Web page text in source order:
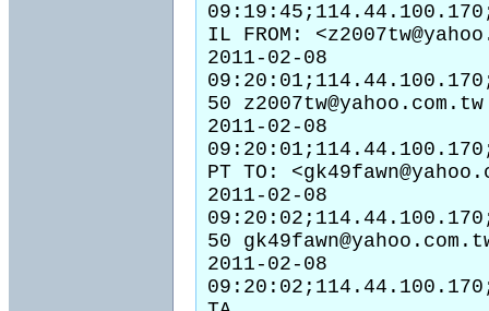
IL FROM:
2011-02-08
50 z2007tw@yahoo.com.tw
2011-02-08
PT TO:
2011-02-08
50
2011-02-08